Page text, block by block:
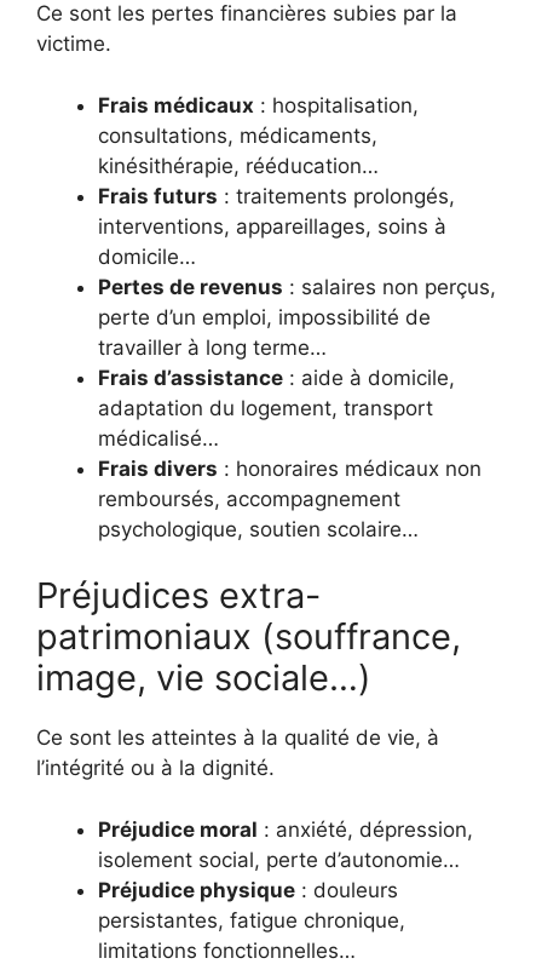
Ce sont les pertes financières subies par la
victime.
Frais médicaux : hospitalisation,
consultations, médicaments,
kinésithérapie, rééducation…
Frais futurs : traitements prolongés,
interventions, appareillages, soins à
domicile…
Pertes de revenus : salaires non perçus,
perte d’un emploi, impossibilité de
travailler à long terme…
Frais d’assistance : aide à domicile,
adaptation du logement, transport
médicalisé…
Frais divers : honoraires médicaux non
remboursés, accompagnement
psychologique, soutien scolaire…
Préjudices extra-
patrimoniaux (souffrance,
image, vie sociale…)
Ce sont les atteintes à la qualité de vie, à
l’intégrité ou à la dignité.
Préjudice moral : anxiété, dépression,
isolement social, perte d’autonomie…
Préjudice physique : douleurs
persistantes, fatigue chronique,
limitations fonctionnelles…